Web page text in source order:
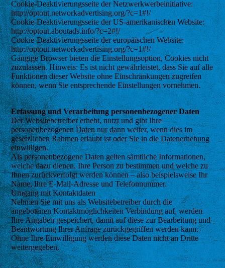
Cookie-Deaktivierungsseite der Netzwerkwerbeinitiative:
http://optout.networkadvertising.org/?c=1#!/
Cookie-Deaktivierungsseite der US-amerikanischen Website:
http://optout.aboutads.info/?c=2#!/
Cookie-Deaktivierungsseite der europäischen Website:
http://optout.networkadvertising.org/?c=1#!/
Gängige Browser bieten die Einstellungsoption, Cookies nicht
zuzulassen. Hinweis: Es ist nicht gewährleistet, dass Sie auf alle
Funktionen dieser Website ohne Einschränkungen zugreifen
können, wenn Sie entsprechende Einstellungen vornehmen.
Erfassung und Verarbeitung personenbezogener Daten
Der Websitebetreiber erhebt, nutzt und gibt Ihre
personenbezogenen Daten nur dann weiter, wenn dies im
gesetzlichen Rahmen erlaubt ist oder Sie in die Datenerhebung
einwilligen.
Als personenbezogene Daten gelten sämtliche Informationen,
welche dazu dienen, Ihre Person zu bestimmen und welche zu
Ihnen zurückverfolgt werden können – also beispielsweise Ihr
Name, Ihre E-Mail-Adresse und Telefonnummer.
Umgang mit Kontaktdaten
Nehmen Sie mit uns als Websitebetreiber durch die
angebotenen Kontaktmöglichkeiten Verbindung auf, werden
Ihre Angaben gespeichert, damit auf diese zur Bearbeitung und
Beantwortung Ihrer Anfrage zurückgegriffen werden kann.
Ohne Ihre Einwilligung werden diese Daten nicht an Dritte
weitergegeben.